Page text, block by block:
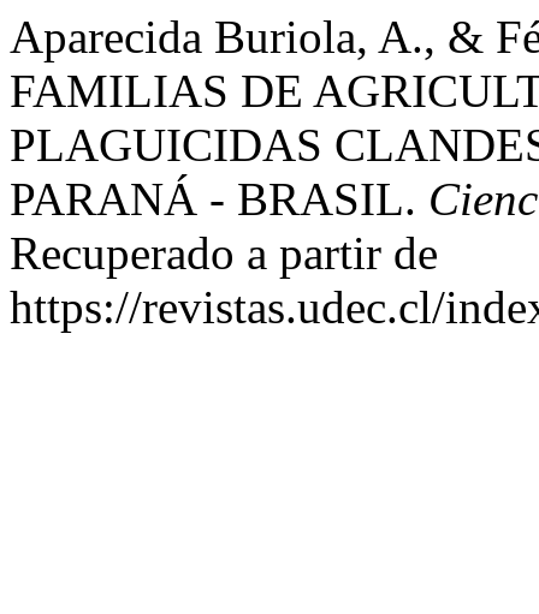
Aparecida Buriola, A., &
FAMILIAS DE
PLAGUICIDAS
PARANÁ - BRASIL.
Recuperado a partir de
https://revistas.udec.cl/